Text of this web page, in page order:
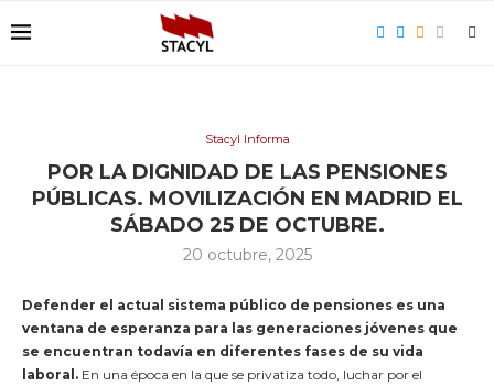
Stacyl Informa
POR LA DIGNIDAD DE LAS PENSIONES
PÚBLICAS. MOVILIZACIÓN EN MADRID EL
SÁBADO 25 DE OCTUBRE.
20 octubre, 2025
Defender el actual sistema público de pensiones es una
ventana de esperanza para las generaciones jóvenes que
se encuentran todavía en diferentes fases de su vida
laboral. En una época en la que se privatiza todo, luchar por el